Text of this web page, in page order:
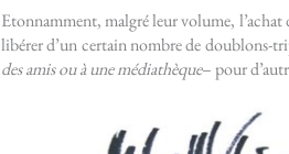
Etonnamment, malgré leur volume, l’achat
libérer d’un certain nombre de doublons-
des amis ou à une médiathèque– pour